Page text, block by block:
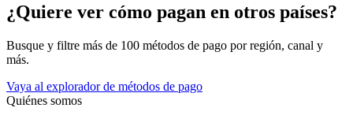
¿Quiere ver cómo pagan en otros países?
Busque y filtre más de 100 métodos de pago por región, canal y
más.
Vaya al explorador de métodos de pago
Quiénes somos